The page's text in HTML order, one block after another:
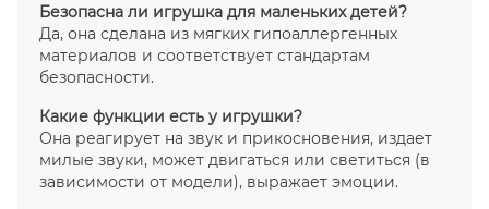
Безопасна ли игрушка для маленьких детей?
Да, она сделана из мягких гипоаллергенных
материалов и соответствует стандартам
безопасности.
Какие функции есть у игрушки?
Она реагирует на звук и прикосновения, издает
милые звуки, может двигаться или светиться (в
зависимости от модели), выражает эмоции.